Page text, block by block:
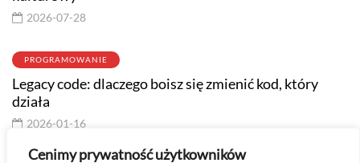
Cenimy prywatność użytkowników
2026-07-28
PROGRAMOWANIE
Legacy code: dlaczego boisz się zmienić kod, który
działa
2026-01-16